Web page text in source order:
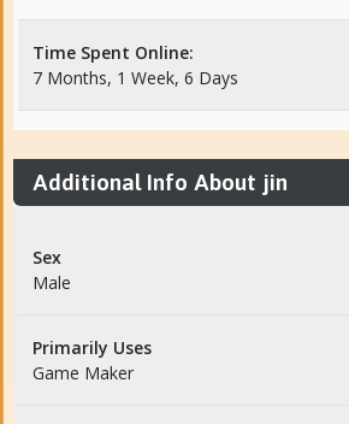
Time Spent Online:
7 Months, 1 Week, 6 Days
Additional Info About jin
Sex
Male
Primarily Uses
Game Maker